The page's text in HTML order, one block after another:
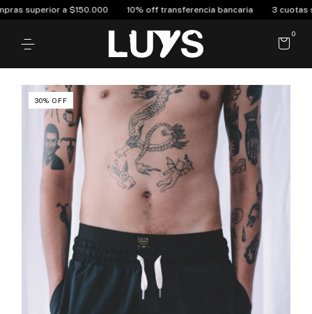
superior a $150.000 10% off transferencia bancaria 3 cuotas sin
0
30% OFF